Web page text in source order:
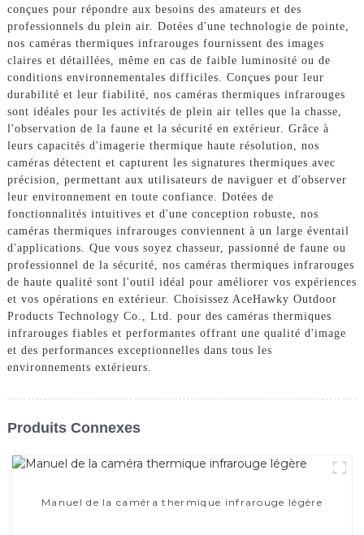
conçues pour répondre aux besoins des amateurs et des
professionnels du plein air. Dotées d'une technologie de pointe,
nos caméras thermiques infrarouges fournissent des images
claires et détaillées, même en cas de faible luminosité ou de
conditions environnementales difficiles. Conçues pour leur
durabilité et leur fiabilité, nos caméras thermiques infrarouges
sont idéales pour les activités de plein air telles que la chasse,
l'observation de la faune et la sécurité en extérieur. Grâce à
leurs capacités d'imagerie thermique haute résolution, nos
caméras détectent et capturent les signatures thermiques avec
précision, permettant aux utilisateurs de naviguer et d'observer
leur environnement en toute confiance. Dotées de
fonctionnalités intuitives et d'une conception robuste, nos
caméras thermiques infrarouges conviennent à un large éventail
d'applications. Que vous soyez chasseur, passionné de faune ou
professionnel de la sécurité, nos caméras thermiques infrarouges
de haute qualité sont l'outil idéal pour améliorer vos expériences
et vos opérations en extérieur. Choisissez AceHawky Outdoor
Products Technology Co., Ltd. pour des caméras thermiques
infrarouges fiables et performantes offrant une qualité d'image
et des performances exceptionnelles dans tous les
environnements extérieurs.
Produits Connexes
Manuel de la caméra thermique infrarouge légère